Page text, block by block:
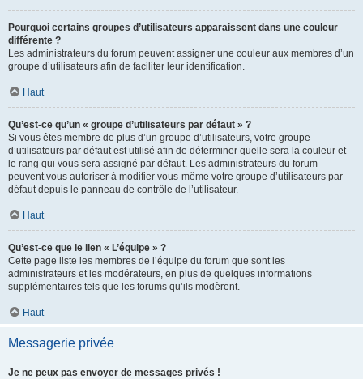
Pourquoi certains groupes d’utilisateurs apparaissent dans une couleur
différente ?
Les administrateurs du forum peuvent assigner une couleur aux membres d’un
groupe d’utilisateurs afin de faciliter leur identification.
Haut
Qu’est-ce qu’un « groupe d’utilisateurs par défaut » ?
Si vous êtes membre de plus d’un groupe d’utilisateurs, votre groupe
d’utilisateurs par défaut est utilisé afin de déterminer quelle sera la couleur et
le rang qui vous sera assigné par défaut. Les administrateurs du forum
peuvent vous autoriser à modifier vous-même votre groupe d’utilisateurs par
défaut depuis le panneau de contrôle de l’utilisateur.
Haut
Qu’est-ce que le lien « L’équipe » ?
Cette page liste les membres de l’équipe du forum que sont les
administrateurs et les modérateurs, en plus de quelques informations
supplémentaires tels que les forums qu’ils modèrent.
Haut
Messagerie privée
Je ne peux pas envoyer de messages privés !